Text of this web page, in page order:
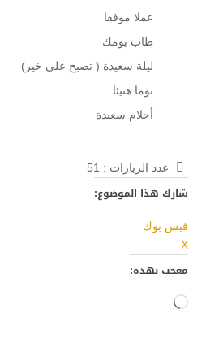
عملا موفقا
طاب يومك
ليلة سعيدة ( تصبح على خير)
نوما هنيئا
أحلام سعيدة
عدد الزيارات : 51
شارك هذا الموضوع:
فيس بوك
X
معجب بهذه:
جاري